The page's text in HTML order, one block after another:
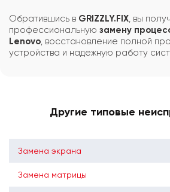
Обратившись в GRIZZLY.FIX , вы
профессиональную замену
Lenovo , восстановление полной
устройства и надежную работу
Другие типовые
Замена экрана
Замена матрицы